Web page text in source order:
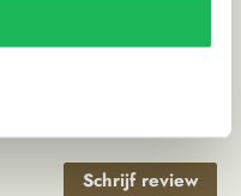
Schrijf review